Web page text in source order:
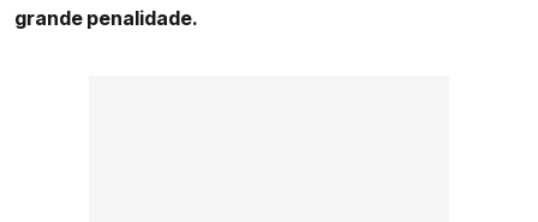
grande penalidade.